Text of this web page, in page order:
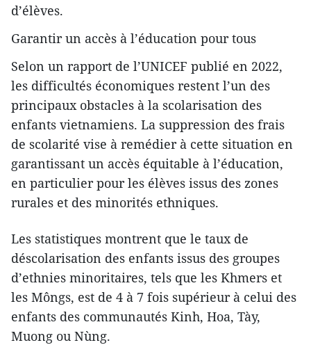
d’élèves.
Garantir un accès à l’éducation pour tous
Selon un rapport de l’UNICEF publié en 2022,
les difficultés économiques restent l’un des
principaux obstacles à la scolarisation des
enfants vietnamiens. La suppression des frais
de scolarité vise à remédier à cette situation en
garantissant un accès équitable à l’éducation,
en particulier pour les élèves issus des zones
rurales et des minorités ethniques.
Les statistiques montrent que le taux de
déscolarisation des enfants issus des groupes
d’ethnies minoritaires, tels que les Khmers et
les Môngs, est de 4 à 7 fois supérieur à celui des
enfants des communautés Kinh, Hoa, Tày,
Muong ou Nùng.